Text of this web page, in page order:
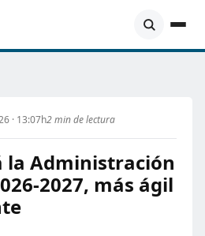
· 13:07h2 min de lectura
la Administración
2027, más ágil